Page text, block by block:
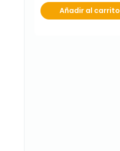
Añadir al carrito